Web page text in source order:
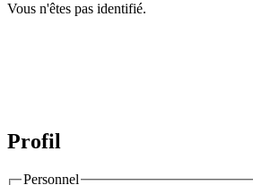
Vous n'êtes pas identifié.
Profil
Personnel